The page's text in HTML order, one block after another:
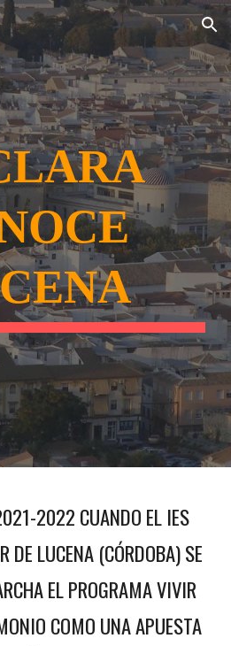
Skip to navigation
2022 CUANDO EL IES
DE LUCENA (CÓRDOBA) SE
EL PROGRAMA VIVIR
COMO UNA APUESTA